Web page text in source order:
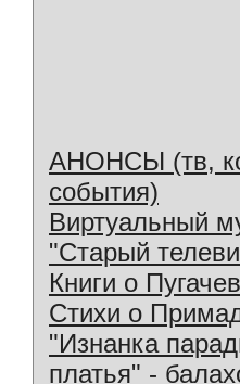
АНОНСЫ (тв,
события)
Виртуальный
"Старый
Книги о
Стихи о
"Изнанка
платья" -